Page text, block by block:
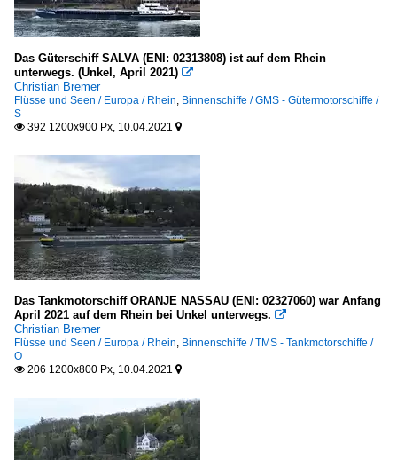
Das Güterschiff SALVA (ENI: 02313808) ist auf dem Rhein
unterwegs. (Unkel, April 2021) 
Christian Bremer
Flüsse und Seen / Europa / Rhein, Binnenschiffe / GMS - Gütermotorschiffe /
S
 392 1200x900 Px, 10.04.2021 
Das Tankmotorschiff ORANJE NASSAU (ENI: 02327060) war Anfang
April 2021 auf dem Rhein bei Unkel unterwegs. 
Christian Bremer
Flüsse und Seen / Europa / Rhein, Binnenschiffe / TMS - Tankmotorschiffe /
O
 206 1200x800 Px, 10.04.2021 